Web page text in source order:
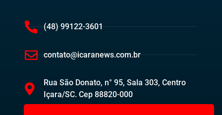
(48) 99122-3601
contato@icaranews.com.br
Rua São Donato, n° 95, Sala 303, Centro
Içara/SC. Cep 88820-000